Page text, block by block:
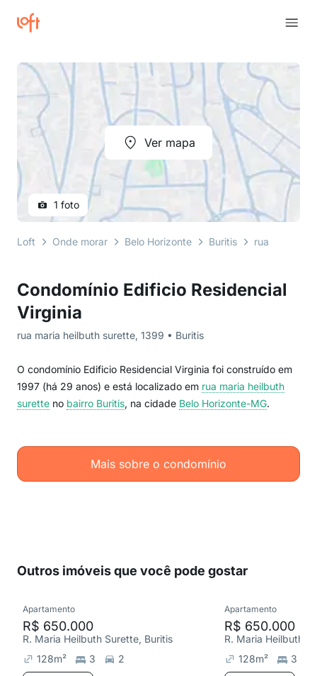
Condomínio Edificio Residencial
Virginia
rua maria heilbuth surette, 1399 • Buritis
O condomínio Edificio Residencial Virginia foi construído em
1997 (há 29 anos) e está localizado em rua maria heilbuth
surette no bairro Buritis, na cidade Belo Horizonte-MG.
Mais sobre o condomínio
Ver mapa
1 foto
Loft Onde morar Belo Horizonte Buritis rua maria
Outros imóveis que você pode gostar
Apartamento
R$ 650.000
R. Maria Heilbuth Surette, Buritis
128m² 3
2
Apartamento
R$ 650.000
R. Maria Heilbuth
128m²
3